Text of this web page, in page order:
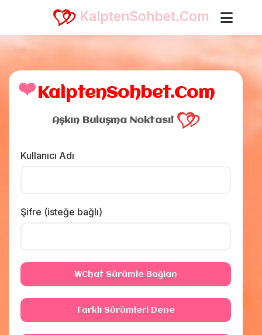
KalptenSohbet.Com
❤️
KalptenSohbet.Com
Aşkın Buluşma Noktası!
Kullanıcı Adı
Şifre (isteğe bağlı)
WChat Sürümle Bağlan
Farklı Sürümleri Dene